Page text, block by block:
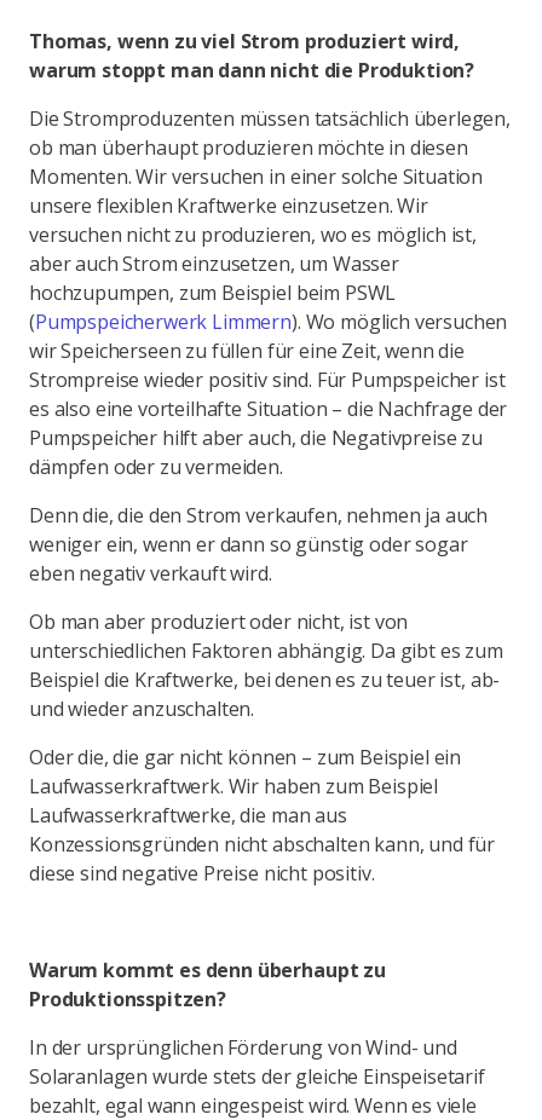
Thomas, wenn zu viel Strom produziert wird,
warum stoppt man dann nicht die Produktion?
Die Stromproduzenten müssen tatsächlich überlegen,
ob man überhaupt produzieren möchte in diesen
Momenten. Wir versuchen in einer solche Situation
unsere flexiblen Kraftwerke einzusetzen. Wir
versuchen nicht zu produzieren, wo es möglich ist,
aber auch Strom einzusetzen, um Wasser
hochzupumpen, zum Beispiel beim PSWL
(Pumpspeicherwerk Limmern). Wo möglich versuchen
wir Speicherseen zu füllen für eine Zeit, wenn die
Strompreise wieder positiv sind. Für Pumpspeicher ist
es also eine vorteilhafte Situation – die Nachfrage der
Pumpspeicher hilft aber auch, die Negativpreise zu
dämpfen oder zu vermeiden.
Denn die, die den Strom verkaufen, nehmen ja auch
weniger ein, wenn er dann so günstig oder sogar
eben negativ verkauft wird.
Ob man aber produziert oder nicht, ist von
unterschiedlichen Faktoren abhängig. Da gibt es zum
Beispiel die Kraftwerke, bei denen es zu teuer ist, ab-
und wieder anzuschalten.
Oder die, die gar nicht können – zum Beispiel ein
Laufwasserkraftwerk. Wir haben zum Beispiel
Laufwasserkraftwerke, die man aus
Konzessionsgründen nicht abschalten kann, und für
diese sind negative Preise nicht positiv.
Warum kommt es denn überhaupt zu
Produktionsspitzen?
In der ursprünglichen Förderung von Wind- und
Solaranlagen wurde stets der gleiche Einspeisetarif
bezahlt, egal wann eingespeist wird. Wenn es viele